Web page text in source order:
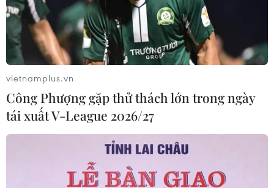
vietnamplus.vn
Công Phượng gặp thử thách lớn trong ngày
tái xuất V-League 2026/27